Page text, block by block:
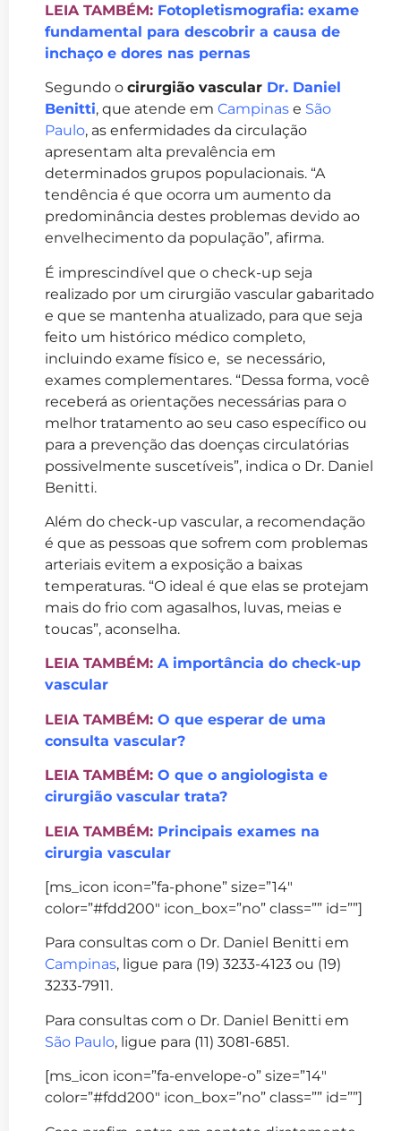
LEIA TAMBÉM: Fotopletismografia: exame
fundamental para descobrir a causa de
inchaço e dores nas pernas
Segundo o cirurgião vascular Dr. Daniel
Benitti, que atende em Campinas e São
Paulo, as enfermidades da circulação
apresentam alta prevalência em
determinados grupos populacionais. “A
tendência é que ocorra um aumento da
predominância destes problemas devido ao
envelhecimento da população”, afirma.
É imprescindível que o check-up seja
realizado por um cirurgião vascular gabaritado
e que se mantenha atualizado, para que seja
feito um histórico médico completo,
incluindo exame físico e, se necessário,
exames complementares. “Dessa forma, você
receberá as orientações necessárias para o
melhor tratamento ao seu caso específico ou
para a prevenção das doenças circulatórias
possivelmente suscetíveis”, indica o Dr. Daniel
Benitti.
Além do check-up vascular, a recomendação
é que as pessoas que sofrem com problemas
arteriais evitem a exposição a baixas
temperaturas. “O ideal é que elas se protejam
mais do frio com agasalhos, luvas, meias e
toucas”, aconselha.
LEIA TAMBÉM: A importância do check-up
vascular
LEIA TAMBÉM: O que esperar de uma
consulta vascular?
LEIA TAMBÉM: O que o angiologista e
cirurgião vascular trata?
LEIA TAMBÉM: Principais exames na
cirurgia vascular
[ms_icon icon=”fa-phone” size=”14″
color=”#fdd200″ icon_box=”no” class=”” id=””]
Para consultas com o Dr. Daniel Benitti em
Campinas, ligue para (19) 3233-4123 ou (19)
3233-7911.
Para consultas com o Dr. Daniel Benitti em
São Paulo, ligue para (11) 3081-6851.
[ms_icon icon=”fa-envelope-o” size=”14″
color=”#fdd200″ icon_box=”no” class=”” id=””]